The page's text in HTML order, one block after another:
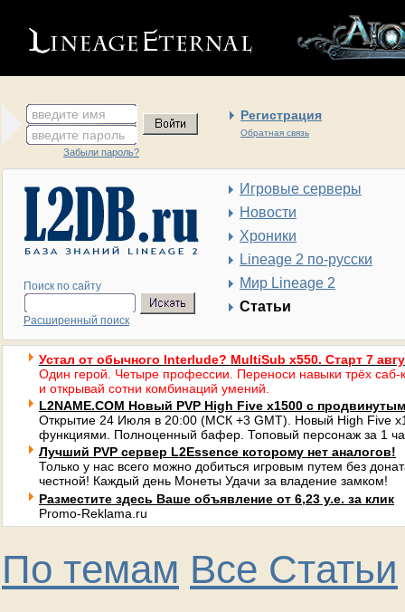
введите имя Регистрация
Обратная связь
введите пароль
Забыли пароль?
Поиск по сайту
Расширенный поиск
Игровые серверы
Новости
Хроники
Lineage 2 по-русски
Мир Lineage 2
Статьи
Устал от обычного Interlude? MultiSub x550. Старт 7
Один герой. Четыре профессии. Переноси навыки трёх саб-
и открывай сотни комбинаций умений.
L2NAME.COM Новый PVP High Five x1500 с
Открытие 24 Июля в 20:00 (МСК +3 GMT). Новый High Five
функциями. Полноценный бафер. Топовый персонаж за 1
Лучший PVP сервер L2Essence которому нет аналогов!
Только у нас всего можно добиться игровым путем без
честной! Каждый день Монеты Удачи за владение замком!
Разместите здесь Ваше объявление от 6,23 у.е. за клик
Promo-Reklama.ru
По темам Все Статьи